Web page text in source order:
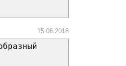
15.06.2018